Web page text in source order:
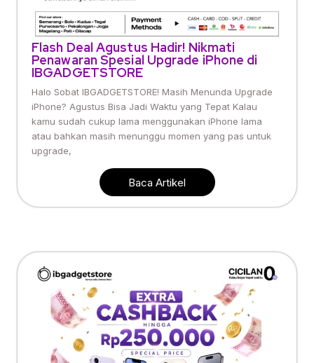
Flash Deal Agustus Hadir! Nikmati
Penawaran Spesial Upgrade iPhone di
IBGADGETSTORE
Halo Sobat IBGADGETSTORE! Masih Menunda Upgrade
iPhone? Agustus Bisa Jadi Waktu yang Tepat Kalau
kamu sudah cukup lama menggunakan iPhone lama
atau bahkan masih menunggu momen yang pas untuk
upgrade,
Baca Artikel